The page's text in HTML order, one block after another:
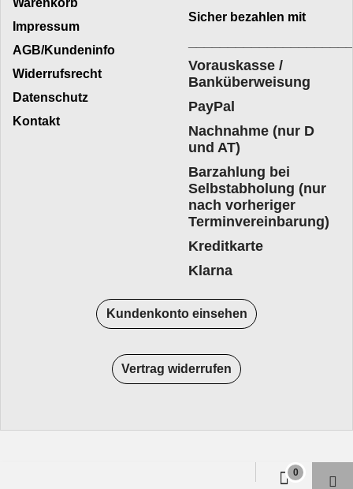
Warenkorb
Impressum
AGB/Kundeninfo
Widerrufsrecht
Datenschutz
Kontakt
Sicher bezahlen mit
Vorauskasse /
Banküberweisung
PayPal
Nachnahme (nur D
und AT)
Barzahlung bei
Selbstabholung (nur
nach vorheriger
Terminvereinbarung)
Kreditkarte
Klarna
Kundenkonto einsehen
Vertrag widerrufen
0